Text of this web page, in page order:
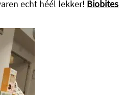
echt héél lekker! Biobites